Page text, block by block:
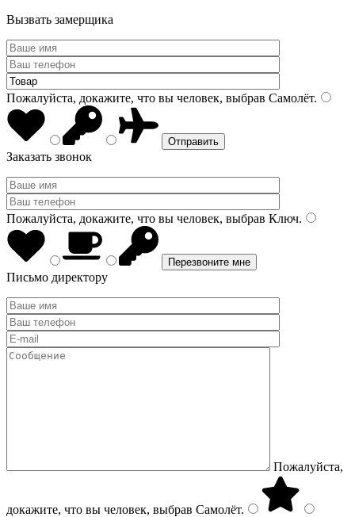
Вызвать замерщика
Пожалуйста, докажите, что вы человек, выбрав Самолёт.
Заказать звонок
Пожалуйста, докажите, что вы человек, выбрав Ключ.
Письмо директору
Пожалуйста,
докажите, что вы человек, выбрав Самолёт.